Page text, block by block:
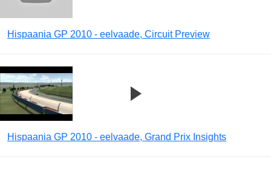
Hispaania GP 2010 - eelvaade, Circuit Preview
Hispaania GP 2010 - eelvaade, Grand Prix Insights